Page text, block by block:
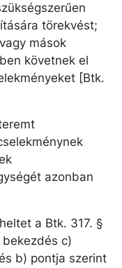
törekvést;
mások
követnek el
[Btk.
azonban
a Btk. 317. §
c)
b) pontja szerint